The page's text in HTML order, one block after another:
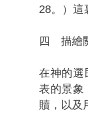
28。）這
四 描繪
在神的選
表的景象
贖，以及